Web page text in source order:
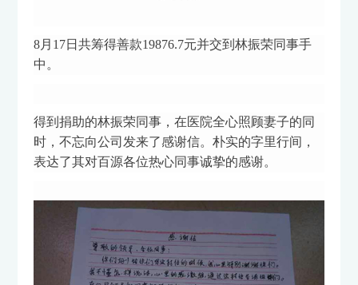
8月17日共筹得善款19876.7元并交到林振荣同事手
中。
得到捐助的林振荣同事，在医院全心照顾妻子的同
时，不忘向公司发来了感谢信。朴实的字里行间，
表达了其对百源各位热心同事诚挚的感谢。